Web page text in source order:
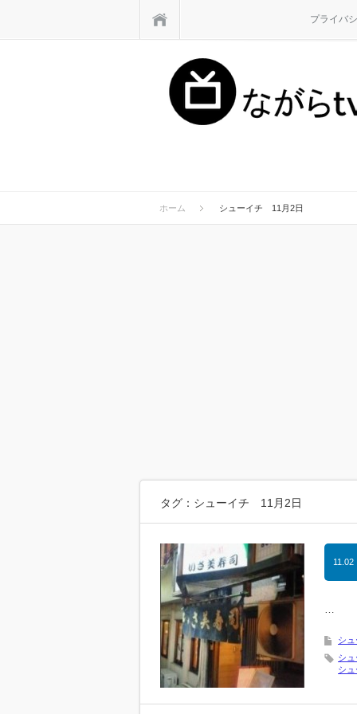
プライバ
ホーム シューイチ 11月2日
タグ：シューイチ 11月2日
11.02
…
シ
シ
シ